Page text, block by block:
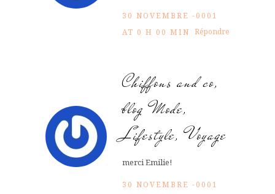
30 NOVEMBRE -0001
AT 0 H 00 MIN Répondre
Chiffons and co,
blog Mode,
Lifestyle, Voyage
merci Emilie!
30 NOVEMBRE -0001